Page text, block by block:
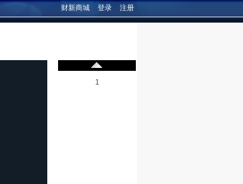
财新商城 登录 注册
1